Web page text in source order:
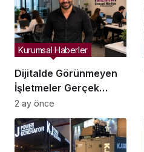
Dijitalde Görünmeyen
İşletmeler Gerçek
Hayatta da Kaybolur
mu?
Kurumsal Haberler
2 ay önce